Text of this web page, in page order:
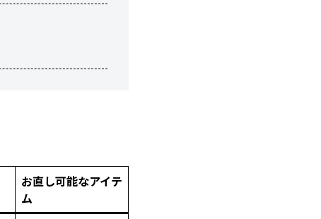
お直し可能なアイテ
ム